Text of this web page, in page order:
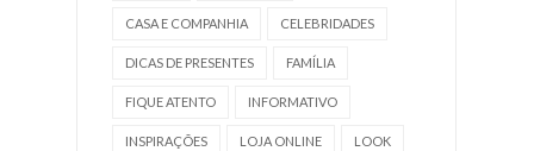
CASA E COMPANHIA CELEBRIDADES
DICAS DE PRESENTES FAMÍLIA
FIQUE ATENTO INFORMATIVO
INSPIRAÇÕES LOJA ONLINE LOOK